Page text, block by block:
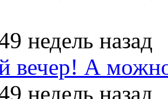
недель назад
вечер! А
недель назад